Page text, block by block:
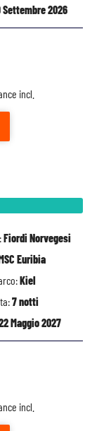
Settembre 2026
incl.
Fiordi Norvegesi
Euribia
Kiel
7 notti
Maggio 2027
incl.